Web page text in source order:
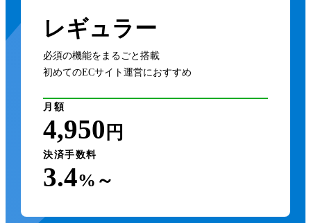
レギュラー
必須の機能をまるごと搭載
初めてのECサイト運営におすすめ
月額
4,950 円
決済手数料
3.4%～